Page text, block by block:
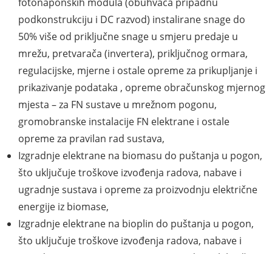
fotonaponskih modula (obuhvaća pripadnu
podkonstrukciju i DC razvod) instalirane snage do
50% više od priključne snage u smjeru predaje u
mrežu, pretvarača (invertera), priključnog ormara,
regulacijske, mjerne i ostale opreme za prikupljanje i
prikazivanje podataka , opreme obračunskog mjernog
mjesta – za FN sustave u mrežnom pogonu,
gromobranske instalacije FN elektrane i ostale
opreme za pravilan rad sustava,
Izgradnje elektrane na biomasu do puštanja u pogon,
što uključuje troškove izvođenja radova, nabave i
ugradnje sustava i opreme za proizvodnju električne
energije iz biomase,
Izgradnje elektrane na bioplin do puštanja u pogon,
što uključuje troškove izvođenja radova, nabave i